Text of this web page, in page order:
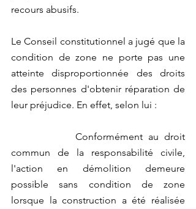
recours abusifs.
Le Conseil constitutionnel a jugé que la
condition de zone ne porte pas une
atteinte disproportionnée des droits
des personnes d'obtenir réparation de
leur préjudice. En effet, selon lui :
            Conformément au droit
commun de la responsabilité civile,
l'action en démolition demeure
possible sans condition de zone
lorsque la construction a été réalisée